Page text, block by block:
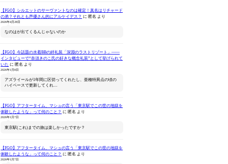
ねんどろいど Fate/Grand
Order アーチャー/バーヴ
ァン シー
Amazonで見る
Fate/Grand Order
VI(初回仕様限定盤)
【FGO】シルエットのサーヴァントなのは確定！真名はリチャード
の弟？それとも声優さん的にアルケイデス？ に 匿名 より
2026年4月28日
なのはが出てくるんじゃないのか
【FGO】今話題の水着BBの絆礼装「深淵のラストリゾート」――
インタビューで“奈須きのこ氏の好きな概念礼装”として挙げられて
いた に 匿名 より
2026年1月8日
アズライールが1年間に区切ってくれたし、亜種特異点の頃の
ハイペースで更新してくれ…
【FGO】アフタータイム、マシュの言う「東京駅でこの世の地獄を
体験したような」って何のこと？ に 匿名 より
2026年1月7日
東京駅(これ)までの旅は楽しかったですか？
【FGO】アフタータイム、マシュの言う「東京駅でこの世の地獄を
体験したような」って何のこと？ に 匿名 より
2026年1月7日